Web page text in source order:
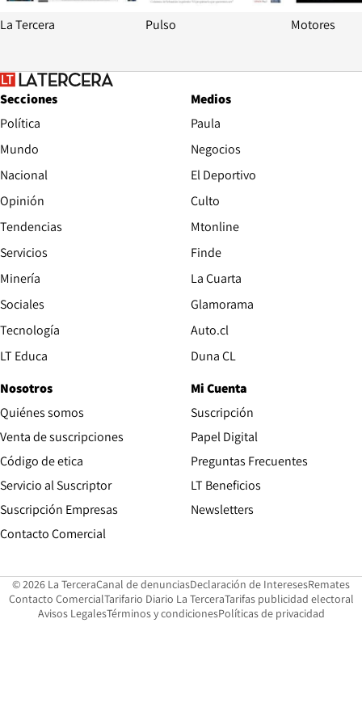
La Tercera Pulso Motores
Secciones
Política
Mundo
Nacional
Opinión
Tendencias
Servicios
Minería
Sociales
Tecnología
LT Educa
Medios
Paula
Negocios
El Deportivo
Culto
Mtonline
Finde
La Cuarta
Glamorama
Auto.cl
Duna CL
Nosotros
Quiénes somos
Venta de suscripciones
Código de etica Opens in new window
Servicio al Suscriptor
Suscripción Empresas
Contacto Comercial
Mi Cuenta
Suscripción
Papel Digital
Preguntas Frecuentes
LT Beneficios
Newsletters
© 2026 La TerceraCanal de denunciasOpens in new window
Declaración de InteresesOpens in
Remates
Contacto ComercialOpens in new window
Tarifario Diario La TerceraOpens in new window
Tarifas publicidad electoral
Avisos LegalesOpens in new window
Términos y condicionesPolíticas de privacidad